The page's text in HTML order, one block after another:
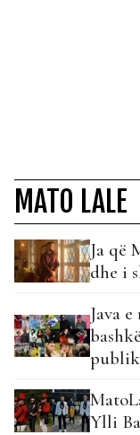
MATO LALE
Ja që
dhe i
Java
Ylli